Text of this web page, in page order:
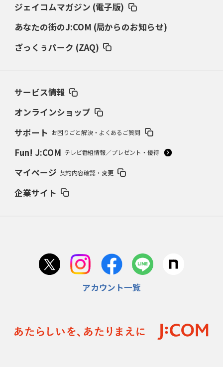
ジェイコムマガジン (電子版)
あなたの街のJ:COM (局からのお知らせ)
ざっくぅパーク (ZAQ)
サービス情報
オンラインショップ
サポート お困りごと解決・よくあるご質問
Fun! J:COM テレビ番組情報／プレゼント・優待
マイページ 契約内容確認・変更
企業サイト
アカウント一覧